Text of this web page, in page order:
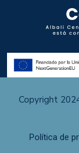
Copyright
Política de